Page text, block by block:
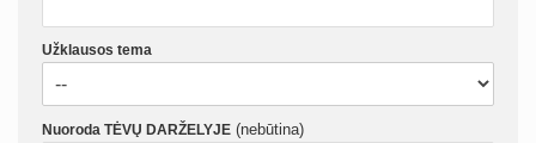
Užklausos tema
Nuoroda TĖVŲ DARŽELYJE (nebūtina)